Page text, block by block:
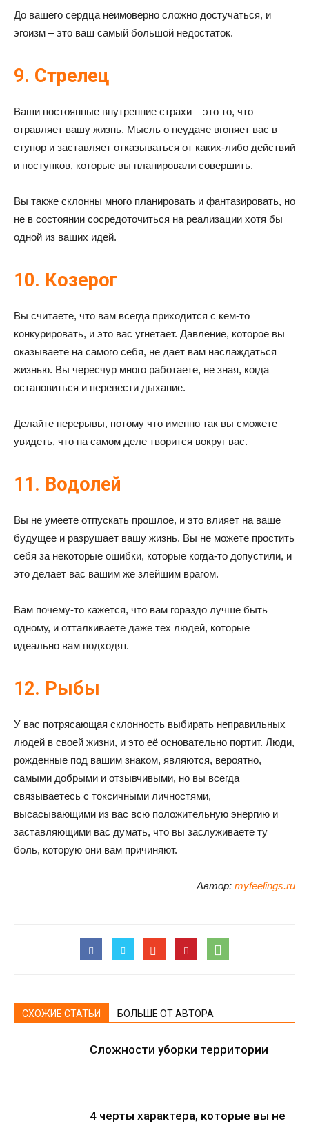
До вашего сердца неимоверно сложно достучаться, и
эгоизм – это ваш самый большой недостаток.
9. Стрелец
Ваши постоянные внутренние страхи – это то, что
отравляет вашу жизнь. Мысль о неудаче вгоняет вас в
ступор и заставляет отказываться от каких-либо действий
и поступков, которые вы планировали совершить.
Вы также склонны много планировать и фантазировать, но
не в состоянии сосредоточиться на реализации хотя бы
одной из ваших идей.
10. Козерог
Вы считаете, что вам всегда приходится с кем-то
конкурировать, и это вас угнетает. Давление, которое вы
оказываете на самого себя, не дает вам наслаждаться
жизнью. Вы чересчур много работаете, не зная, когда
остановиться и перевести дыхание.
Делайте перерывы, потому что именно так вы сможете
увидеть, что на самом деле творится вокруг вас.
11. Водолей
Вы не умеете отпускать прошлое, и это влияет на ваше
будущее и разрушает вашу жизнь. Вы не можете простить
себя за некоторые ошибки, которые когда-то допустили, и
это делает вас вашим же злейшим врагом.
Вам почему-то кажется, что вам гораздо лучше быть
одному, и отталкиваете даже тех людей, которые
идеально вам подходят.
12. Рыбы
У вас потрясающая склонность выбирать неправильных
людей в своей жизни, и это её основательно портит. Люди,
рожденные под вашим знаком, являются, вероятно,
самыми добрыми и отзывчивыми, но вы всегда
связываетесь с токсичными личностями,
высасывающими из вас всю положительную энергию и
заставляющими вас думать, что вы заслуживаете ту
боль, которую они вам причиняют.
Автор: myfeelings.ru
СХОЖИЕ СТАТЬИ БОЛЬШЕ ОТ АВТОРА
Сложности уборки территории
4 черты характера, которые вы не